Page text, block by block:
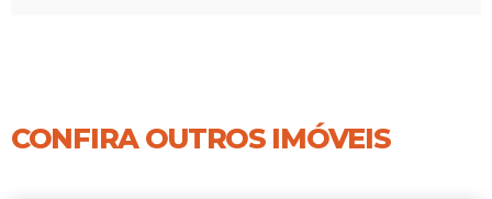
CONFIRA OUTROS IMÓVEIS